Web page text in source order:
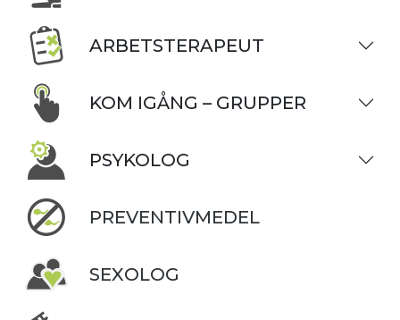
ARBETSTERAPEUT
KOM IGÅNG – GRUPPER
PSYKOLOG
PREVENTIVMEDEL
SEXOLOG